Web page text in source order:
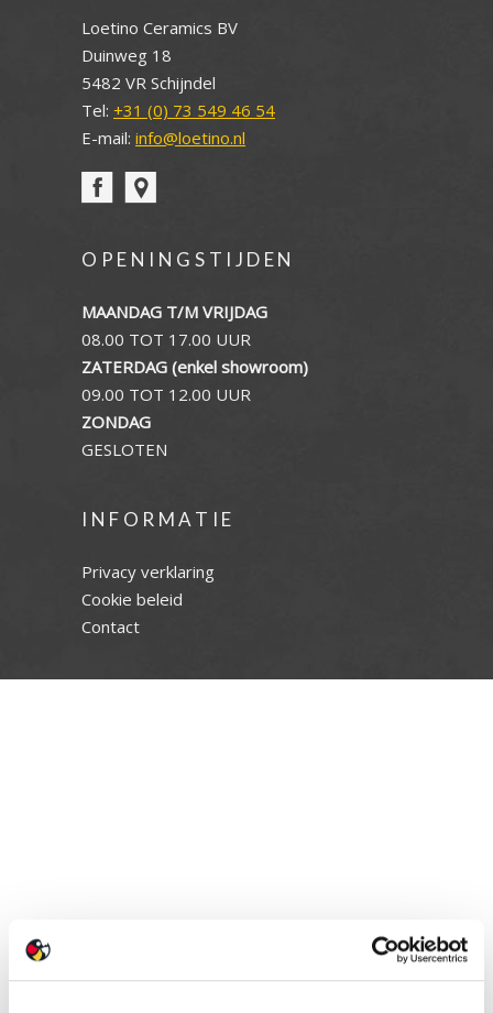
Loetino Ceramics BV
Duinweg 18
5482 VR Schijndel
Tel: +31 (0) 73 549 46 54
E-mail: info@loetino.nl
OPENINGSTIJDEN
MAANDAG T/M VRIJDAG
08.00 TOT 17.00 UUR
ZATERDAG (enkel showroom)
09.00 TOT 12.00 UUR
ZONDAG
GESLOTEN
INFORMATIE
Privacy verklaring
Cookie beleid
Contact